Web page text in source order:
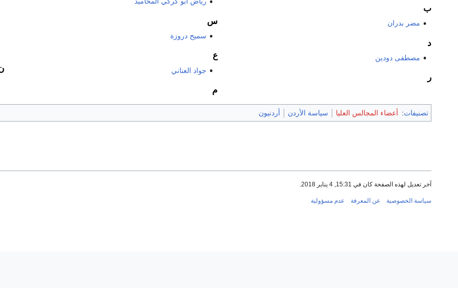
ب
مضر بدران
د
مصطفى دودين
ر
س
سميح دروزة
ع
جواد العناني
م
تصنيفات: أعضاء المجالس العليا سياسة الأردن أردنيون
آخر تعديل لهذه الصفحة كان في 15:31, 4 يناير 2018.
سياسة الخصوصية عن المعرفة عدم مسؤولية